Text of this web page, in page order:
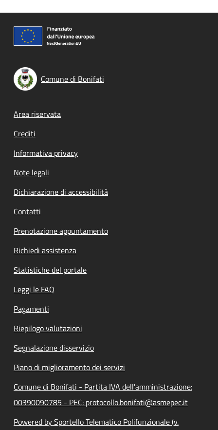
Comune di Bonifati
Footer menu
Area riservata
Crediti
Informativa privacy
Note legali
Dichiarazione di accessibilità
Contatti
Prenotazione appuntamento
Richiedi assistenza
Statistiche del portale
Leggi le FAQ
Pagamenti
Riepilogo valutazioni
Segnalazione disservizio
Piano di miglioramento dei servizi
Comune di Bonifati - Partita IVA dell'amministrazione:
00390090785 - PEC: protocollo.bonifati@asmepec.it
Powered by Sportello Telematico Polifunzionale (v.